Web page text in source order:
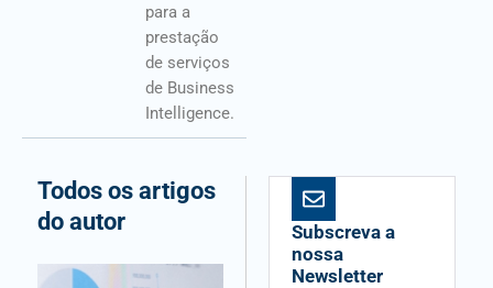
para a
prestação
de serviços
de Business
Intelligence.
Todos os artigos
do autor
Subscreva a
nossa
Newsletter